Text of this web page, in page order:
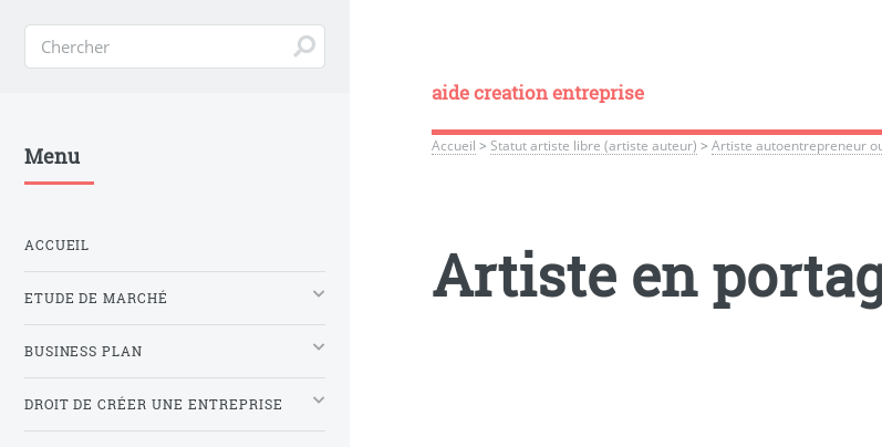
aide creation entreprise
Accueil > Statut artiste libre (artiste auteur) > Artiste autoentrepreneur
Artiste en
Menu
ACCUEIL
ETUDE DE MARCHÉ
BUSINESS PLAN
DROIT DE CRÉER UNE ENTREPRISE